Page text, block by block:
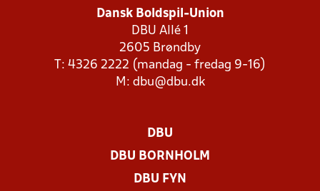
Dansk Boldspil-Union
DBU Allé 1
2605 Brøndby
T: 4326 2222 (mandag - fredag 9-16)
M: dbu@dbu.dk
DBU
DBU BORNHOLM
DBU FYN